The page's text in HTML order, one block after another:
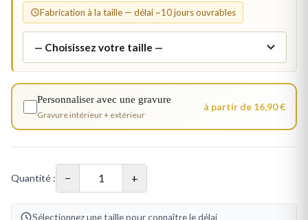
Fabrication à la taille — délai ~10 jours ouvrables
Personnaliser avec une gravure
Gravure intérieur + extérieur
à partir de 16,90 €
Quantité : − +
Sélectionnez une taille pour connaître le délai